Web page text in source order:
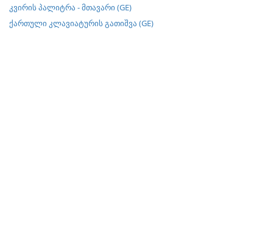
კვირის პალიტრა - მთავარი (GE)
ქართული კლავიატურის გათიშვა (GE)